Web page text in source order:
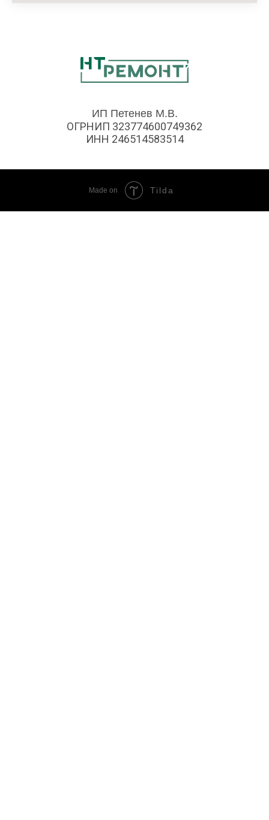
ИП Петенев М.В.
ОГРНИП 323774600749362
ИНН 246514583514
Made on Tilda